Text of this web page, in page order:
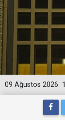
09 Ağustos 2026